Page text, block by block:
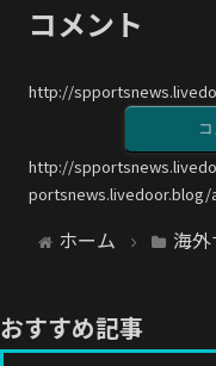
コメント
http://
http://
portsnews.livedoor.blog/
ホーム 海
おすすめ記事